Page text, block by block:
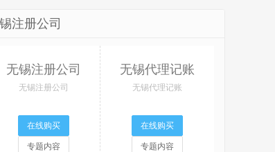
注册公司
无锡注册公司
无锡注册公司
在线购买
专题内容
无锡代理记账
无锡代理记账
在线购买
专题内容